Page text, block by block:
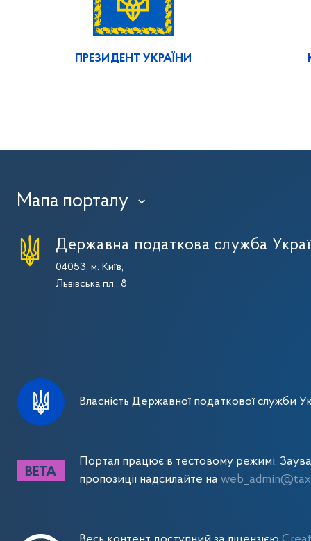
ПРЕЗИДЕНТ УКРАЇНИ
Мапа порталу ›
Державна податкова служба
04053, м. Київ,
Львівська пл., 8
Власність Державної податкової служби
Портал працює в тестовому режимі.
пропозиції надсилайте на